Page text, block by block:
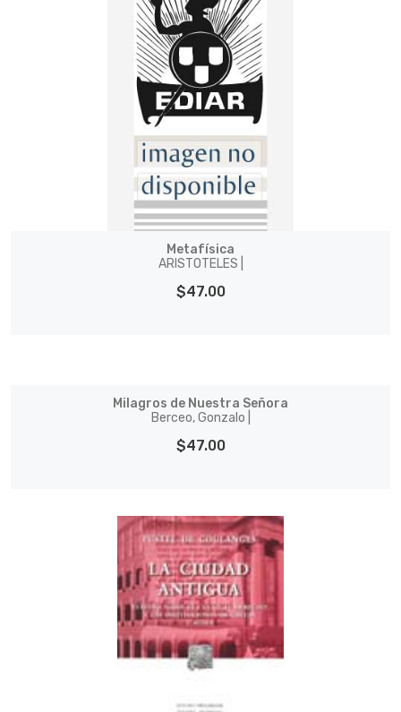
Metafísica
ARISTOTELES |
$47.00
Milagros de Nuestra Señora
Berceo, Gonzalo |
$47.00